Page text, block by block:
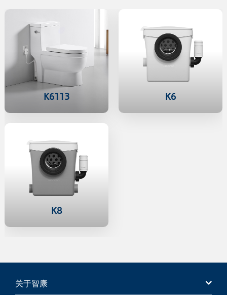
K6113 K6
K8
关于智康